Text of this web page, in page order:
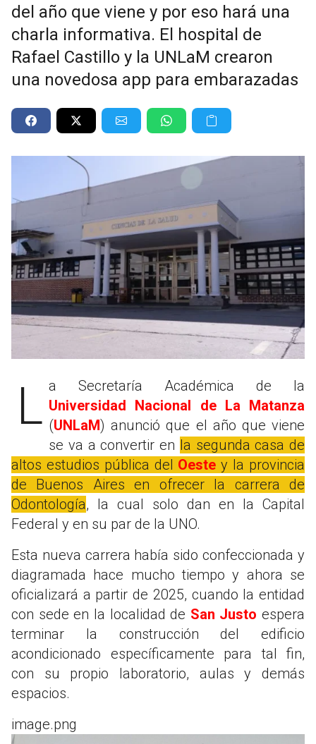
del año que viene y por eso hará una
charla informativa. El hospital de
Rafael Castillo y la UNLaM crearon
una novedosa app para embarazadas
La Secretaría Académica de la
Universidad Nacional de La Matanza
(UNLaM) anunció que el año que viene
se va a convertir en la segunda casa de
altos estudios pública del Oeste y la provincia
de Buenos Aires en ofrecer la carrera de
Odontología, la cual solo dan en la Capital
Federal y en su par de la UNO.
Esta nueva carrera había sido confeccionada y
diagramada hace mucho tiempo y ahora se
oficializará a partir de 2025, cuando la entidad
con sede en la localidad de San Justo espera
terminar la construcción del edificio
acondicionado específicamente para tal fin,
con su propio laboratorio, aulas y demás
espacios.
image.png